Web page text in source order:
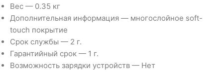
Вес — 0.35 кг
Дополнительная информация — многослойное soft-
touch покрытие
Срок службы — 2 г.
Гарантийный срок — 1 г.
Возможность зарядки устройств — Нет